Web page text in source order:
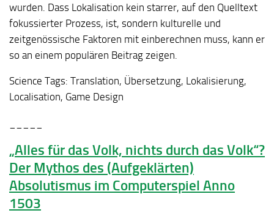
wurden. Dass Lokalisation kein starrer, auf den Quelltext
fokussierter Prozess, ist, sondern kulturelle und
zeitgenössische Faktoren mit einberechnen muss, kann er
so an einem populären Beitrag zeigen.
Science Tags: Translation, Übersetzung, Lokalisierung,
Localisation, Game Design
„Alles für das Volk, nichts durch das Volk“?
Der Mythos des (Aufgeklärten)
Absolutismus im Computerspiel Anno
1503